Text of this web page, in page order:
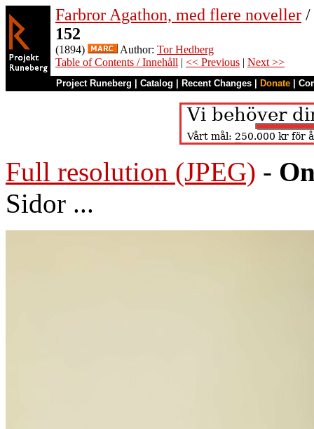
Farbror Agathon, med flere noveller /
152
(1894) Author: Tor Hedberg
Table of Contents / Innehåll | << Previous | Next >>
Project Runeberg Catalog Recent Changes Donate
Full resolution (JPEG) -
Sidor ...